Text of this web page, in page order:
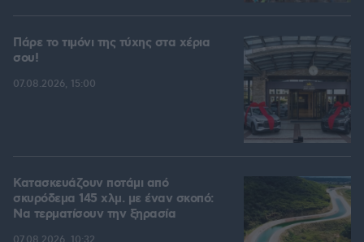
Πάρε το τιμόνι της τύχης στα χέρια
σου!
07.08.2026, 15:00
Κατασκευάζουν ποτάμι από
σκυρόδεμα 145 χλμ. με έναν σκοπό:
Να τερματίσουν την ξηρασία